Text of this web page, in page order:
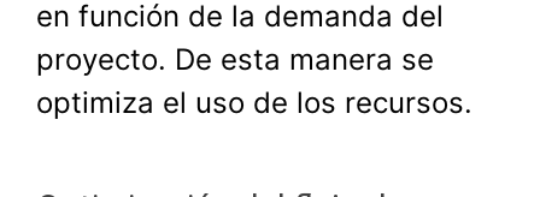
en función de la demanda del
proyecto. De esta manera se
optimiza el uso de los recursos.